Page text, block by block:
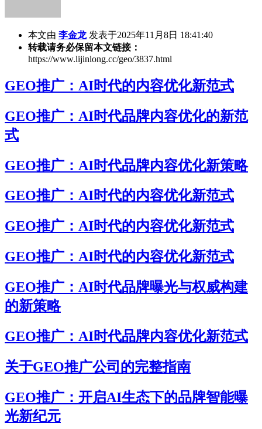
本文由 李金龙 发表于2025年11月8日 18:41:40
转载请务必保留本文链接：
https://www.lijinlong.cc/geo/3837.html
GEO推广：AI时代的内容优化新范式
GEO推广：AI时代品牌内容优化的新范
式
GEO推广：AI时代品牌内容优化新策略
GEO推广：AI时代的内容优化新范式
GEO推广：AI时代的内容优化新范式
GEO推广：AI时代的内容优化新范式
GEO推广：AI时代品牌曝光与权威构建
的新策略
GEO推广：AI时代品牌内容优化新范式
关于GEO推广公司的完整指南
GEO推广：开启AI生态下的品牌智能曝
光新纪元